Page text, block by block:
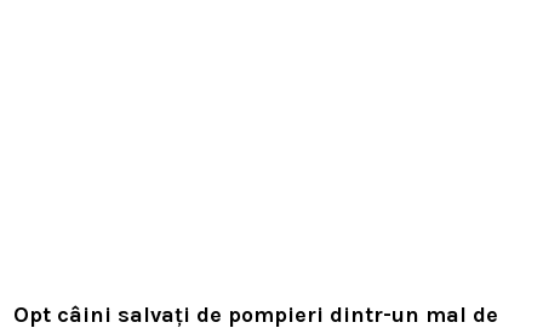
Opt câini salvați de pompieri dintr-un mal de